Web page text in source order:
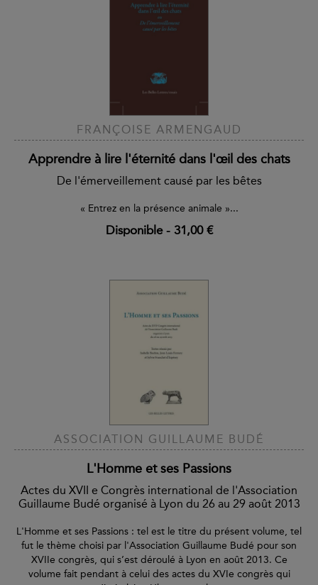
FRANÇOISE ARMENGAUD
Apprendre à lire l'éternité dans l'œil des chats
De l'émerveillement causé par les bêtes
« Entrez en la présence animale »...
Disponible- 31,00 €
ASSOCIATION GUILLAUME BUDÉ
L'Homme et ses Passions
Actes du XVII e Congrès international de l'Association
Guillaume Budé organisé à Lyon du 26 au 29 août 2013
L'Homme et ses Passions : tel est le titre du présent volume, tel
fut le thème choisi par l'Association Guillaume Budé pour son
XVIIe congrès, qui s’est déroulé à Lyon en août 2013. Ce
volume fait pendant à celui des actes du XVIe congrès qui